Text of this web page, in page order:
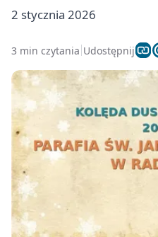
2 stycznia 2026
3 min czytania Udostępnij